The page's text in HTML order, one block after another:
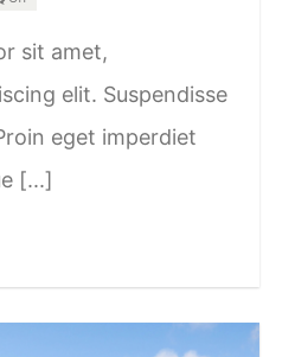
Canada
sit amet,
elit. Suspendisse
eget imperdiet
[...]